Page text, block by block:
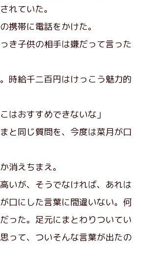
れていた。
携帯に電話をかけた。
き子供の相手は嫌だって言った
時給千二百円はけっこう魅力的
はおすすめできないな」
と同じ質問を、今度は菜月が口
えちまえ。
いが、そうでなければ、あれは
口にした言葉に間違いない。何
った。足元にまとわりついてい
って、ついそんな言葉が出たの